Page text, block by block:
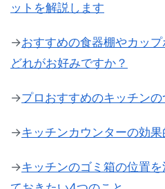
ットを解説します
→おすすめの食器棚やカッ
どれがお好みですか？
→プロおすすめのキッチン
→キッチンカウンターの効
→キッチンのゴミ箱の位置